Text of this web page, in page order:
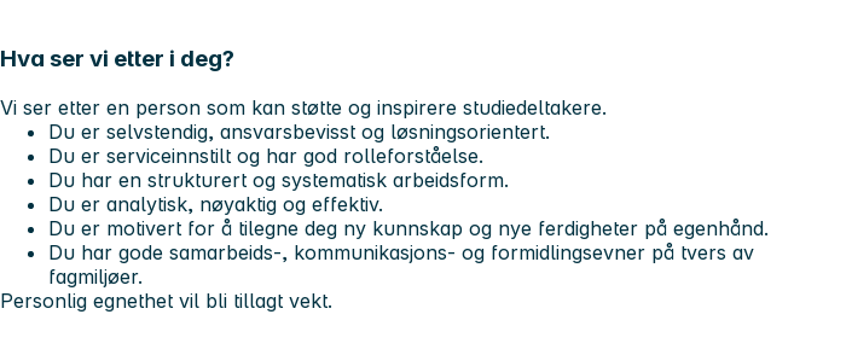
Hva ser vi etter i deg?
Vi ser etter en person som kan støtte og inspirere studiedeltakere.
Du er selvstendig, ansvarsbevisst og løsningsorientert.
Du er serviceinnstilt og har god rolleforståelse.
Du har en strukturert og systematisk arbeidsform.
Du er analytisk, nøyaktig og effektiv.
Du er motivert for å tilegne deg ny kunnskap og nye ferdigheter på egenhånd.
Du har gode samarbeids-, kommunikasjons- og formidlingsevner på tvers av
fagmiljøer.
Personlig egnethet vil bli tillagt vekt.